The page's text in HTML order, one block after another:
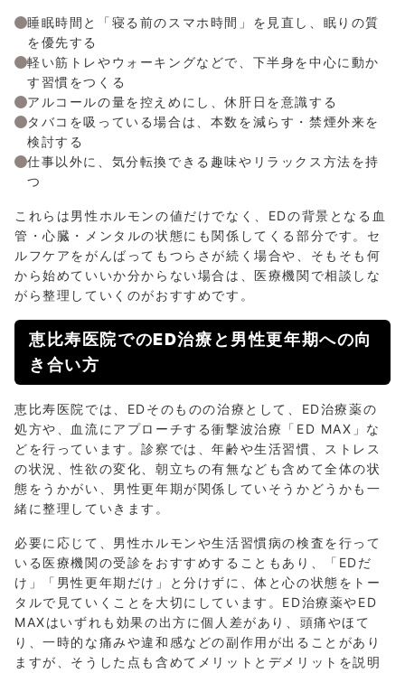
睡眠時間と「寝る前のスマホ時間」を見直し、眠りの質
を優先する
軽い筋トレやウォーキングなどで、下半身を中心に動か
す習慣をつくる
アルコールの量を控えめにし、休肝日を意識する
タバコを吸っている場合は、本数を減らす・禁煙外来を
検討する
仕事以外に、気分転換できる趣味やリラックス方法を持
つ
これらは男性ホルモンの値だけでなく、EDの背景となる血
管・心臓・メンタルの状態にも関係してくる部分です。セ
ルフケアをがんばってもつらさが続く場合や、そもそも何
から始めていいか分からない場合は、医療機関で相談しな
がら整理していくのがおすすめです。
恵比寿医院でのED治療と男性更年期への向
き合い方
恵比寿医院では、EDそのものの治療として、ED治療薬の
処方や、血流にアプローチする衝撃波治療「ED MAX」な
どを行っています。診察では、年齢や生活習慣、ストレス
の状況、性欲の変化、朝立ちの有無なども含めて全体の状
態をうかがい、男性更年期が関係していそうかどうかも一
緒に整理していきます。
必要に応じて、男性ホルモンや生活習慣病の検査を行って
いる医療機関の受診をおすすめすることもあり、「EDだ
け」「男性更年期だけ」と分けずに、体と心の状態をトー
タルで見ていくことを大切にしています。ED治療薬やED
MAXはいずれも効果の出方に個人差があり、頭痛やほて
り、一時的な痛みや違和感などの副作用が出ることがあり
ますが、そうした点も含めてメリットとデメリットを説明